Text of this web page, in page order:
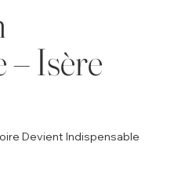
Isère
Devient Indispensable